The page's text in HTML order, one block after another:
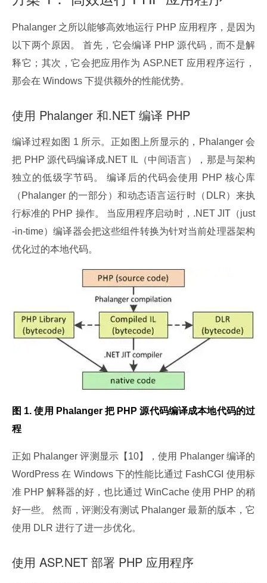
Phalanger 之所以能够高效地运行 PHP 应用程序，是因为
以下两个原因。 首先，它会编译 PHP 源代码，而不是解
释它；其次，它会把应用作为 ASP.NET 应用程序运行，
那会在 Windows 下提供额外的性能优势。
使用 Phalanger 和.NET 编译 PHP
编译过程如图 1 所示。正如图上所显示的，Phalanger 会
把 PHP 源代码编译成.NET IL（中间语言），那是与架构
独立的低级字节码。 编译后的代码会使用 PHP 核心库
（Phalanger 的一部分）和动态语言运行时（DLR）来执
行标准的 PHP 操作。 当应用程序启动时，.NET JIT（just
-in-time）编译器会把这些组件转换为针对当前处理器架构
优化过的本地代码。
图 1. 使用 Phalanger 把 PHP 源代码编译成本地代码的过
程
正如 Phalanger 评测显示【10】，使用 Phalanger 编译的
WordPress 在 Windows 下的性能比通过 FashCGI 使用标
准 PHP 解释器的好，也比通过 WinCache 使用 PHP 的稍
好一些。 然而，评测没有测试 Phalanger 最新的版本，它
使用 DLR 进行了进一步优化。
使用 ASP.NET 部署 PHP 应用程序